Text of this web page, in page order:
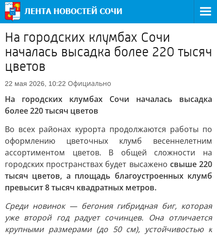
На городских клумбах Сочи
началась высадка более 220 тысяч
цветов
22 мая 2026, 10:22 Официально
На городских клумбах Сочи началась высадка
более 220 тысяч цветов
Во всех районах курорта продолжаются работы по
оформлению цветочных клумб весеннелетним
ассортиментом цветов. В общей сложности на
городских пространствах будет высажено свыше 220
тысяч цветов, а площадь благоустроенных клумб
превысит 8 тысяч квадратных метров.
Среди новинок — бегония гибридная биг, которая
уже второй год радует сочинцев. Она отличается
крупными размерами (до 50 см), устойчивостью к